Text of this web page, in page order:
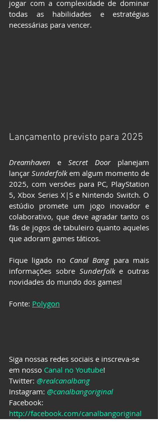
jogar com a complexidade de dominar
todas as habilidades e estratégias
necessárias para vencer.
Lançamento previsto para 2025
Dreamhaven e Secret Door planejam
lançar Sunderfolk em algum momento de
2025, com versões para PC, PlayStation
5, Xbox Series X|S e Nintendo Switch. O
estúdio promete um jogo inovador e
colaborativo, que deve agradar tanto os
fãs de jogos de tabuleiro quanto aqueles
que adoram games táticos.
Fique ligado no Canal Bang para mais
informações sobre Sunderfolk e outras
novidades do mundo dos games!
Fonte: Polygon
Siga nossas redes sociais e inscreva-se
em nosso Canal no Youtube!
Twitter: @realcanalbang
Instagram: @canalbangoriginal
http://facebook.com/canalbangoriginal